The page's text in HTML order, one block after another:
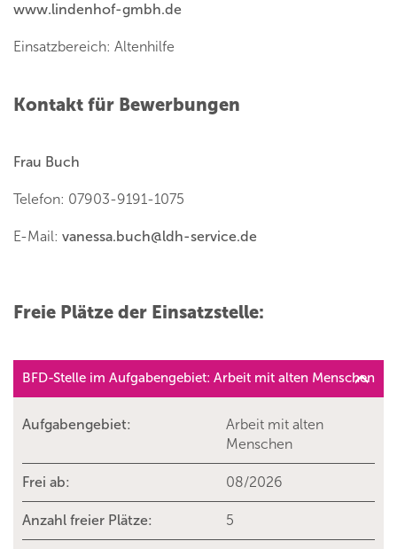
www.lindenhof-gmbh.de
Einsatzbereich: Altenhilfe
Kontakt für Bewerbungen
Frau Buch
Telefon: 07903-9191-1075
E-Mail: vanessa.buch@ldh-service.de
Freie Plätze der Einsatzstelle:
BFD-Stelle im Aufgabengebiet: Arbeit mit alten Menschen
Aufgabengebiet:
Arbeit mit alten
Menschen
Frei ab: 08/2026
Anzahl freier Plätze: 5